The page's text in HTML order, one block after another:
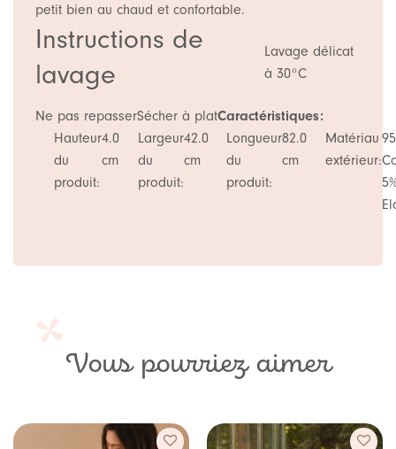
petit bien au chaud et confortable.
Instructions de
lavage
Lavage délicat
à 30°C
Ne pas repasserSécher à platCaractéristiques:
Hauteur
du
produit:
4.0
cm
Largeur
du
produit:
42.0
cm
Longueur
du
produit:
82.0
cm
Matériau
extérieur:
Vous pourriez aimer